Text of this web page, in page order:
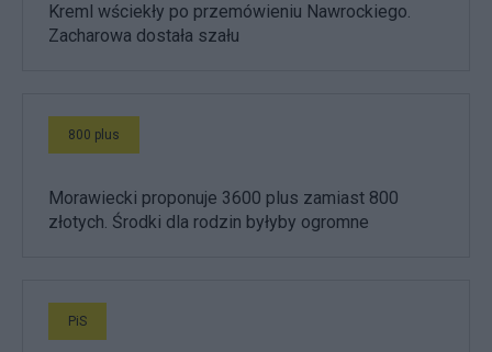
Kreml wściekły po przemówieniu Nawrockiego.
Zacharowa dostała szału
800 plus
Morawiecki proponuje 3600 plus zamiast 800
złotych. Środki dla rodzin byłyby ogromne
PiS